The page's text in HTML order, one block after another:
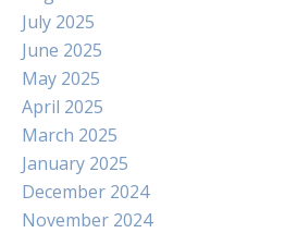
July 2025
June 2025
May 2025
April 2025
March 2025
January 2025
December 2024
November 2024